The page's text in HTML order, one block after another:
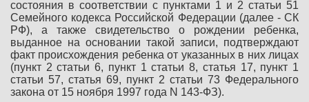
состояния в соответствии с пунктами 1 и 2 статьи 51
Семейного кодекса Российской Федерации (далее - СК
РФ), а также свидетельство о рождении ребенка,
выданное на основании такой записи, подтверждают
факт происхождения ребенка от указанных в них лицах
(пункт 2 статьи 6, пункт 1 статьи 8, статья 17, пункт 1
статьи 57, статья 69, пункт 2 статьи 73 Федерального
закона от 15 ноября 1997 года N 143-ФЗ).